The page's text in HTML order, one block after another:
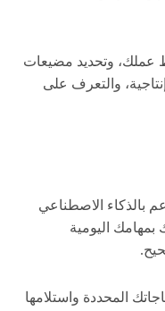
عملك، وتحديد مضيعات
والتعرف على
بالذكاء الاصطناعي
اليومية
المحددة واستلامها